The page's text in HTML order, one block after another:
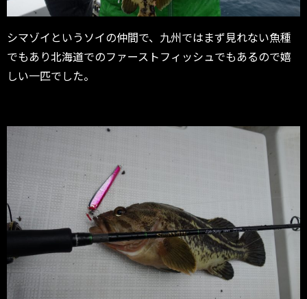
シマゾイというソイの仲間で、九州ではまず見れない魚種
でもあり北海道でのファーストフィッシュでもあるので嬉
しい一匹でした。